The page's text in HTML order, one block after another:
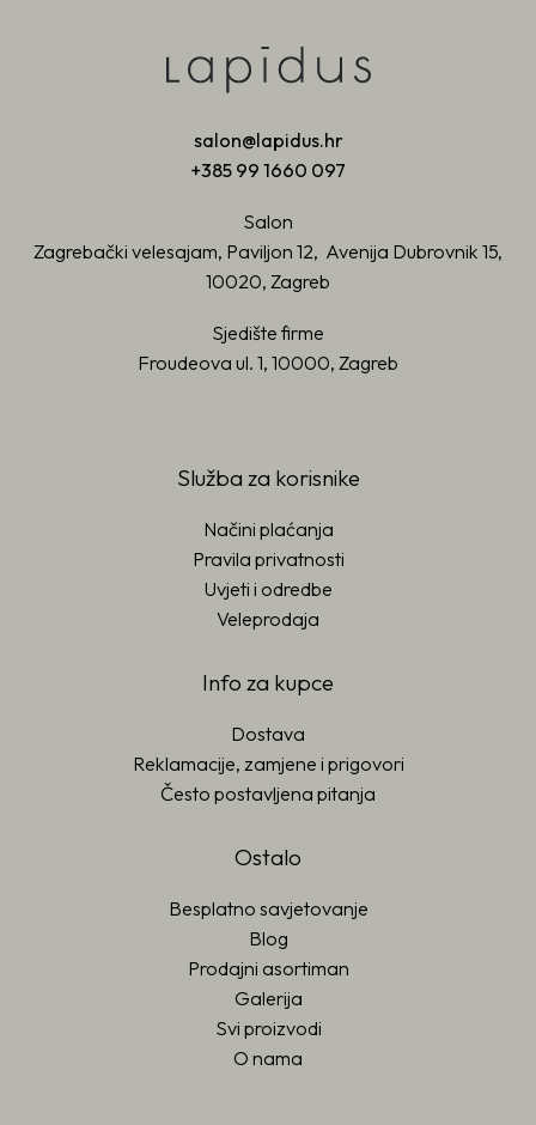
salon@lapidus.hr
+385 99 1660 097
Salon
Zagrebački velesajam, Paviljon 12, Avenija Dubrovnik 15,
10020, Zagreb
Sjedište firme
Froudeova ul. 1, 10000, Zagreb
Služba za korisnike
Načini plaćanja
Pravila privatnosti
Uvjeti i odredbe
Veleprodaja
Info za kupce
Dostava
Reklamacije, zamjene i prigovori
Često postavljena pitanja
Ostalo
Besplatno savjetovanje
Blog
Prodajni asortiman
Galerija
Svi proizvodi
O nama